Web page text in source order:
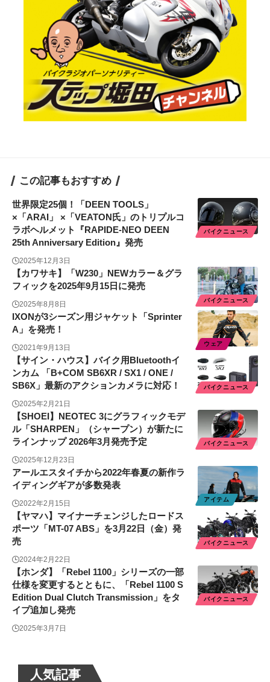
この記事もおすすめ
バイクニュース
世界限定25個！「DEEN TOOLS」
×「ARAI」 ×「VEATON氏」のトリプルコ
ラボヘルメット『RAPIDE-NEO DEEN
25th Anniversary Edition』発売
2025年12月3日
バイクニュース
【カワサキ】「W230」NEWカラー＆グラ
フィックを2025年9月15日に発売
2025年8月8日
ウェア
IXONが3シーズン用ジャケット「Sprinter
A」を発売！
2021年9月13日
バイクニュース
【サイン・ハウス】バイク用Bluetoothイ
ンカム 「B+COM SB6XR / SX1 / ONE /
SB6X」最新のアクションカメラに対応！
2025年2月21日
バイクニュース
【SHOEI】NEOTEC 3にグラフィックモデ
ル「SHARPEN」（シャープン）が新たに
ラインナップ 2026年3月発売予定
2025年12月23日
アイテム
アールエスタイチから2022年春夏の新作ラ
イディングギアが多数発表
2022年2月15日
バイクニュース
【ヤマハ】マイナーチェンジしたロードス
ポーツ「MT-07 ABS」を3月22日（金）発
売
2024年2月22日
バイクニュース
【ホンダ】「Rebel 1100」シリーズの一部
仕様を変更するとともに、「Rebel 1100 S
Edition Dual Clutch Transmission」をタ
イプ追加し発売
2025年3月7日
人気記事